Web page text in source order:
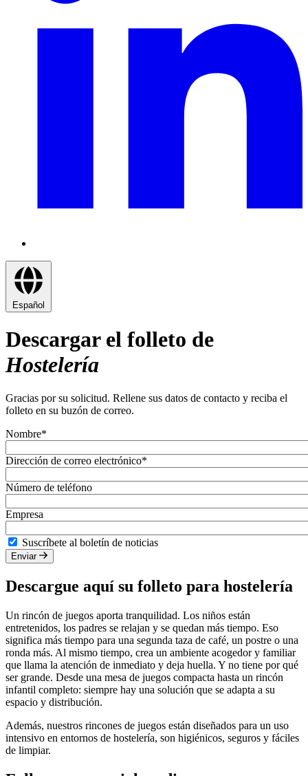
Español
Descargar el folleto de
Hostelería
Gracias por su solicitud. Rellene sus datos de contacto y reciba el
folleto en su buzón de correo.
Nombre*
Dirección de correo electrónico*
Número de teléfono
Empresa
Suscríbete al boletín de noticias
Enviar
Descargue aquí su folleto para hostelería
Un rincón de juegos aporta tranquilidad. Los niños están
entretenidos, los padres se relajan y se quedan más tiempo. Eso
significa más tiempo para una segunda taza de café, un postre o una
ronda más. Al mismo tiempo, crea un ambiente acogedor y familiar
que llama la atención de inmediato y deja huella. Y no tiene por qué
ser grande. Desde una mesa de juegos compacta hasta un rincón
infantil completo: siempre hay una solución que se adapta a su
espacio y distribución.
Además, nuestros rincones de juegos están diseñados para un uso
intensivo en entornos de hostelería, son higiénicos, seguros y fáciles
de limpiar.